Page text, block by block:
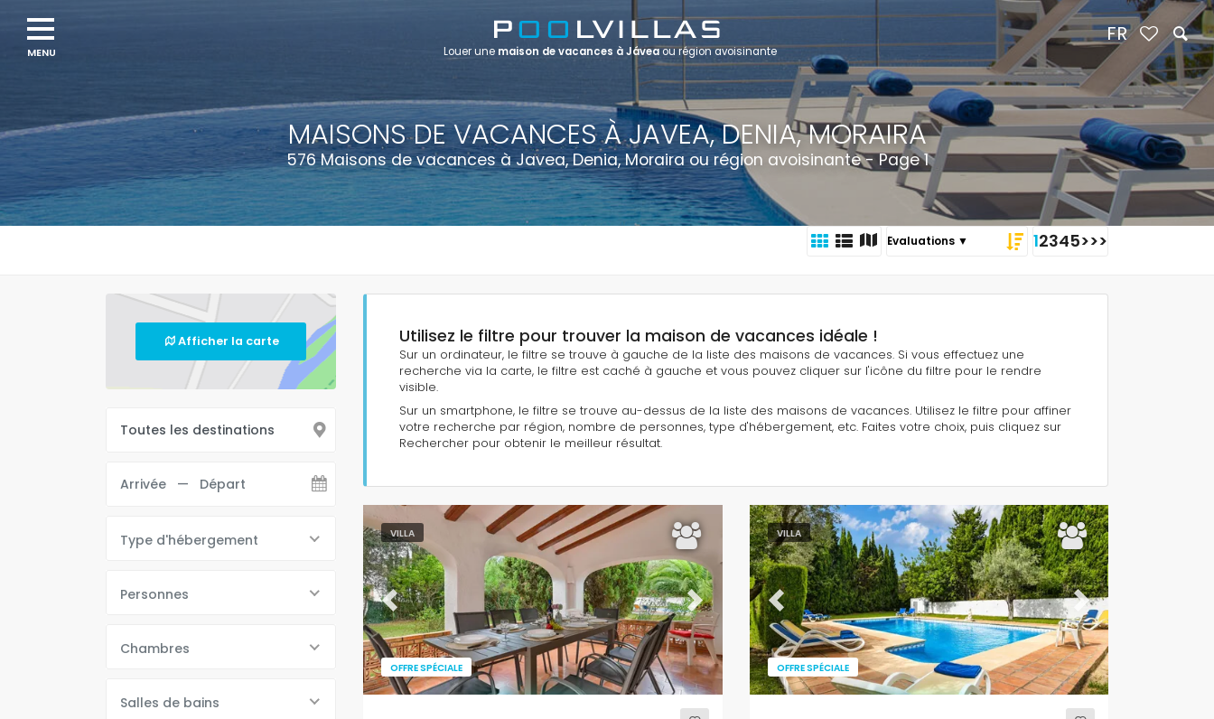
MAISONS DE VACANCES À JAVEA, DENIA, MORAIRA
576 Maisons de vacances à Javea, Denia, Moraira ou région avoisinante - Page 1
12345>>>
Afficher la carte
Type d'hébergement
Personnes
Chambres
Salles de bains
Utilisez le filtre pour trouver la maison de vacances idéale !
Sur un ordinateur, le filtre se trouve à gauche de la liste des maisons de vacances. Si vous effectuez une
recherche via la carte, le filtre est caché à gauche et vous pouvez cliquer sur l'icône du filtre pour le rendre
visible.
Sur un smartphone, le filtre se trouve au-dessus de la liste des maisons de vacances. Utilisez le filtre pour affiner
votre recherche par région, nombre de personnes, type d'hébergement, etc. Faites votre choix, puis cliquez sur
Rechercher pour obtenir le meilleur résultat.
VILLA
OFFRE SPÉCIALE
Previous Next
VILLA
OFFRE SPÉCIALE
Previous Next
Louer une maison de vacances à Jáveaou région avoisinante
FR
Navigation
menu